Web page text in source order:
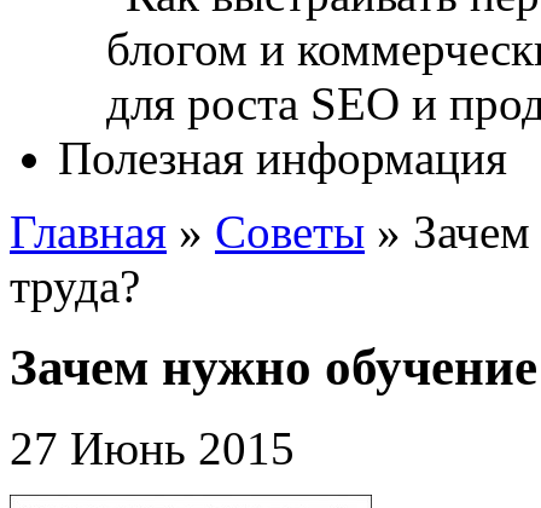
Полезная информация
Главная » Советы »
труда?
Зачем нужно
27 Июнь 2015